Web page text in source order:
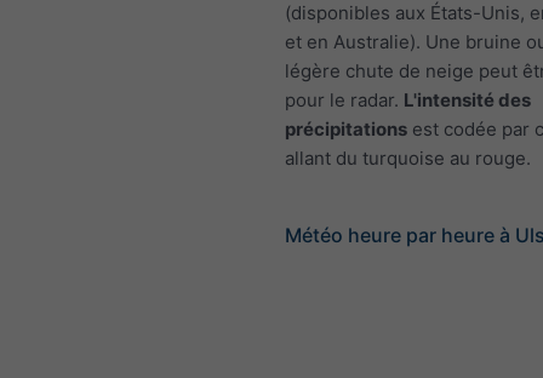
(disponibles aux États-Unis,
et en Australie). Une bruine
légère chute de neige peut
pour le radar. L'intensité des
précipitations est codée par
allant du turquoise au rouge.
Météo heure par heure à